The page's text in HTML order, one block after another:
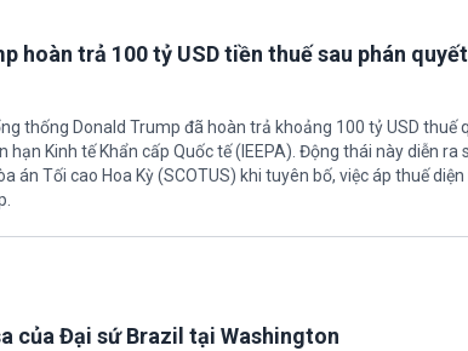
hoàn trả 100 tỷ USD tiền thuế sau phán
thống Donald Trump đã hoàn trả khoảng 100 tỷ USD thuế
hạn Kinh tế Khẩn cấp Quốc tế (IEEPA). Động thái này diễn ra
án Tối cao Hoa Kỳ (SCOTUS) khi tuyên bố, việc áp thuế diện
của Đại sứ Brazil tại Washington